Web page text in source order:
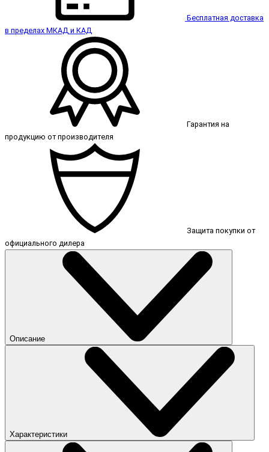
Бесплатная доставка
в пределах МКАД и КАД
Гарантия на
продукцию от производителя
Защита покупки от
официального дилера
Описание
Характеристики